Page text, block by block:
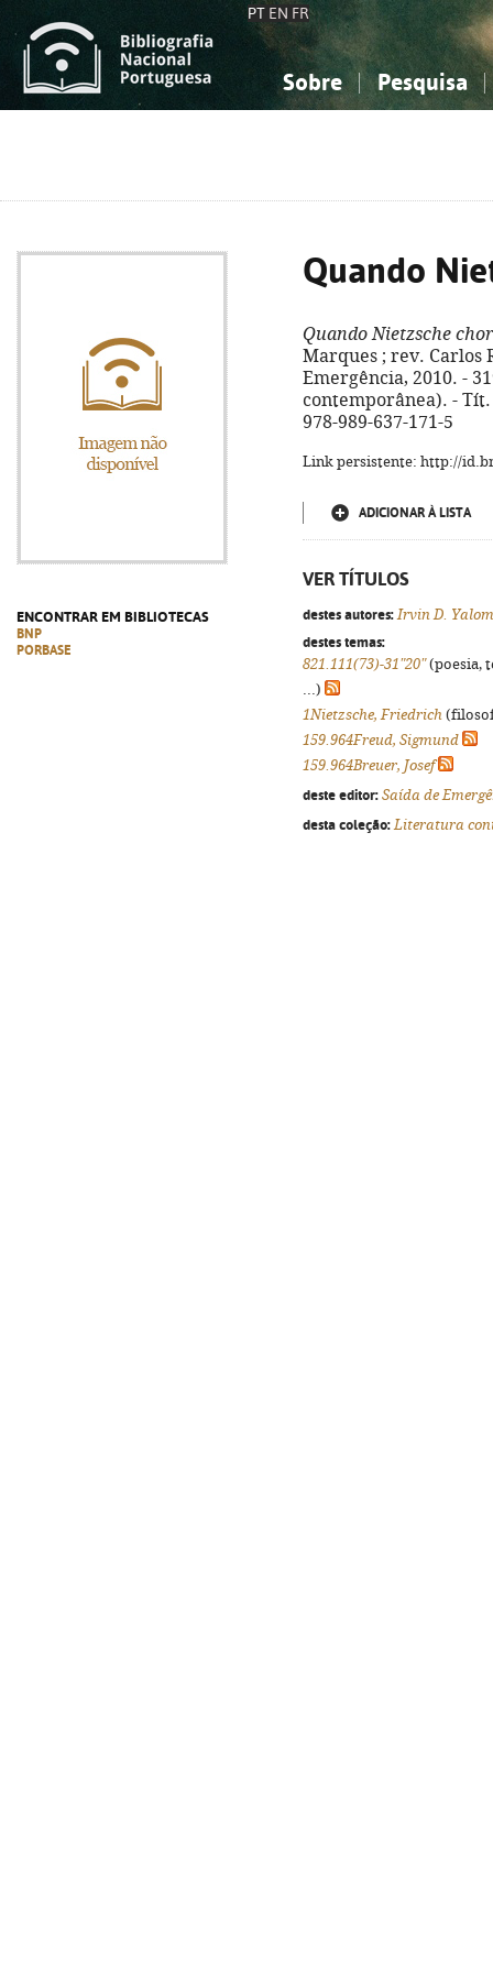
PT EN FR
Sobre Pesquisa
ENCONTRAR EM BIBLIOTECAS
BNP
PORBASE
Quando
Quando Nietzsche
Marques ; rev. Carlos
Emergência, 2010. -
contemporânea). -
978-989-637-171-5
Link persistente: http://
ADICIONAR À LISTA
VER TÍTULOS
destes autores: Irvin D. Yalom
destes temas:
821.111(73)-31"20"(poesia,
...)
1Nietzsche, Friedrich
159.964Freud, Sigmund
159.964Breuer, Josef
deste editor: Saída de
desta coleção: Literatura